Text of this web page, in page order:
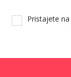
Pristajete na